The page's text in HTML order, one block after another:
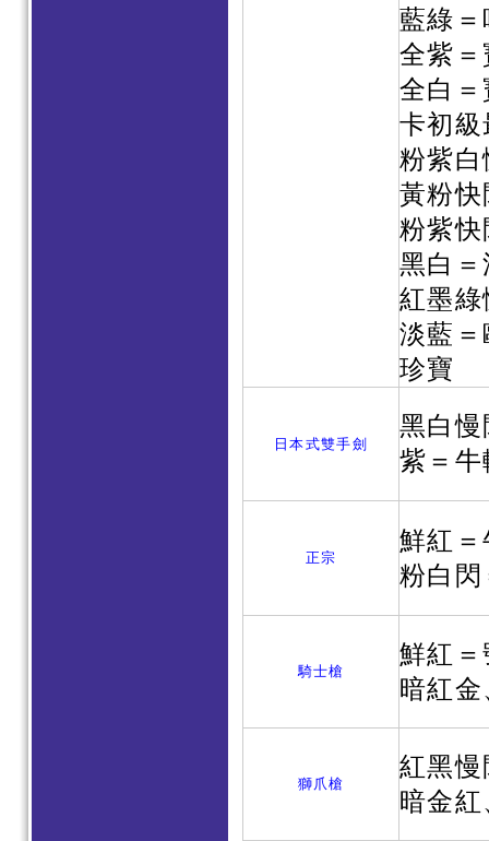
藍綠
全紫
全白
卡初
粉紫
黃粉
粉紫
黑白
紅墨
淡藍
珍寶
日本式雙手劍
黑白
紫＝
正宗
鮮紅
粉白
騎士槍
鮮紅
暗紅
獅爪槍
紅黑
暗金